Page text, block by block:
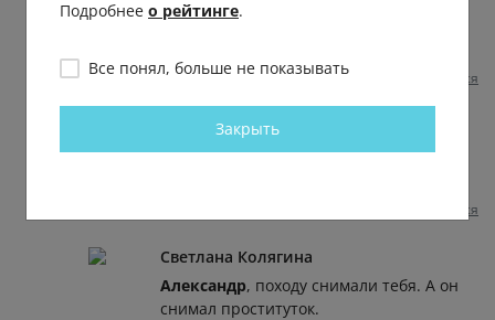
большом количестве случаев проститутка с
Пожаловаться
Александр Васильев
Филиппъ, его походу на сутки уже
Пожаловаться
Светлана Колягина
Александр, походу снимали тебя. А он
снимал проституток.
Подробнее о рейтинге.
Все понял, больше не показывать
Закрыть